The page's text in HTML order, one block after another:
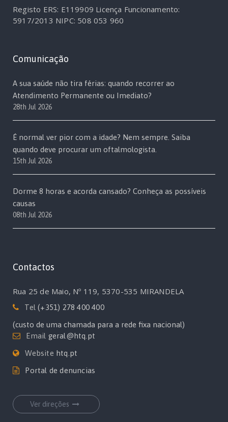
Registo ERS: E119909 Licença Funcionamento:
5917/2013 NIPC: 508 053 960
Comunicação
A sua saúde não tira férias: quando recorrer ao
Atendimento Permanente ou Imediato?
28th Jul 2026
É normal ver pior com a idade? Nem sempre. Saiba
quando deve procurar um oftalmologista.
15th Jul 2026
Dorme 8 horas e acorda cansado? Conheça as possíveis
causas
08th Jul 2026
Contactos
Rua 25 de Maio, Nº 119, 5370-535 MIRANDELA
Tel(+351) 278 400 400
(custo de uma chamada para a rede fixa nacional)
Email geral@htq.pt
Website htq.pt
Portal de denuncias
Ver direções